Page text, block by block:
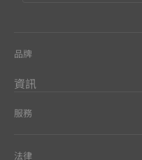
品牌
資訊
服務
法律